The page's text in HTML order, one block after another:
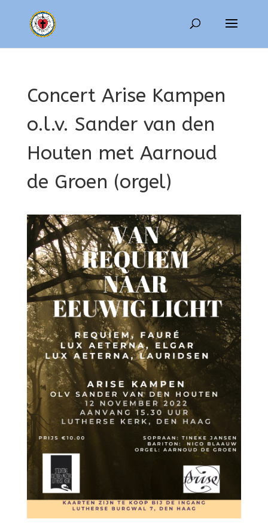
Concert Arise Kampen
o.l.v. Sander van den
Houten met Aarnoud
de Groen (orgel)